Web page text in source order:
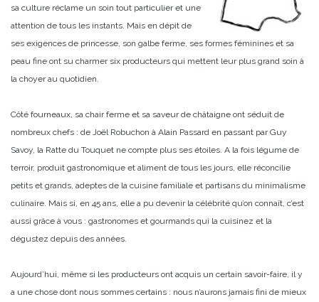
sa culture réclame un soin tout particulier et une
attention de tous les instants. Mais en dépit de
ses exigences de princesse, son galbe ferme, ses formes féminines et sa
peau fine ont su charmer six producteurs qui mettent leur plus grand soin à
la choyer au quotidien.
Côté fourneaux, sa chair ferme et sa saveur de châtaigne ont séduit de
nombreux chefs : de Joël Robuchon à Alain Passard en passant par Guy
Savoy, la Ratte du Touquet ne compte plus ses étoiles. A la fois légume de
terroir, produit gastronomique et aliment de tous les jours, elle réconcilie
petits et grands, adeptes de la cuisine familiale et partisans du minimalisme
culinaire. Mais si, en 45 ans, elle a pu devenir la célébrité qu’on connaît, c’est
aussi grâce à vous : gastronomes et gourmands qui la cuisinez et la
dégustez depuis des années.
Aujourd’hui, même si les producteurs ont acquis un certain savoir-faire, il y
a une chose dont nous sommes certains : nous n’aurons jamais fini de mieux